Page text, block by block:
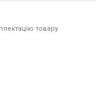
товару